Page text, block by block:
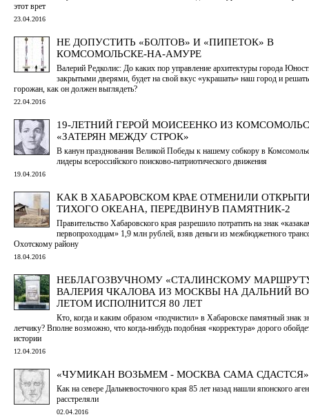
этот врет
23.04.2016
НЕ ДОПУСТИТЬ «БОЛТОВ» И «ПИПЕТОК» В
КОМСОМОЛЬСКЕ-НА-АМУРЕ
Валерий Редколис: До каких пор управление архитектуры города
закрытыми дверями, будет на свой вкус «украшать» наш город и решать
горожан, как он должен выглядеть?
22.04.2016
19-ЛЕТНИЙ ГЕРОЙ МОИСЕЕНКО ИЗ
«ЗАТЕРЯН МЕЖДУ СТРОК»
В канун празднования Великой Победы к нашему собкору в
лидеры всероссийского поисково-патриотического движения
19.04.2016
КАК В ХАБАРОВСКОМ КРАЕ ОТМЕНИЛИ
ТИХОГО ОКЕАНА, ПЕРЕДВИНУВ ПАМЯТНИК-2
Правительство Хабаровского края разрешило потратить на знак
первопроходцам» 1,9 млн рублей, взяв деньги из межбюджетного
Охотскому району
18.04.2016
НЕБЛАГОЗВУЧНОМУ «СТАЛИНСКОМУ
ВАЛЕРИЯ ЧКАЛОВА ИЗ МОСКВЫ НА ДАЛЬНИЙ
ЛЕТОМ ИСПОЛНИТСЯ 80 ЛЕТ
Кто, когда и каким образом «подчистил» в Хабаровске памятный знак
летчику? Вполне возможно, что когда-нибудь подобная «корректура» дорого
истории
12.04.2016
«ЧУМИКАН ВОЗЬМЕМ - МОСКВА САМА СДАСТСЯ»
Как на севере Дальневосточного края 85 лет назад нашли японского
расстреляли
02.04.2016